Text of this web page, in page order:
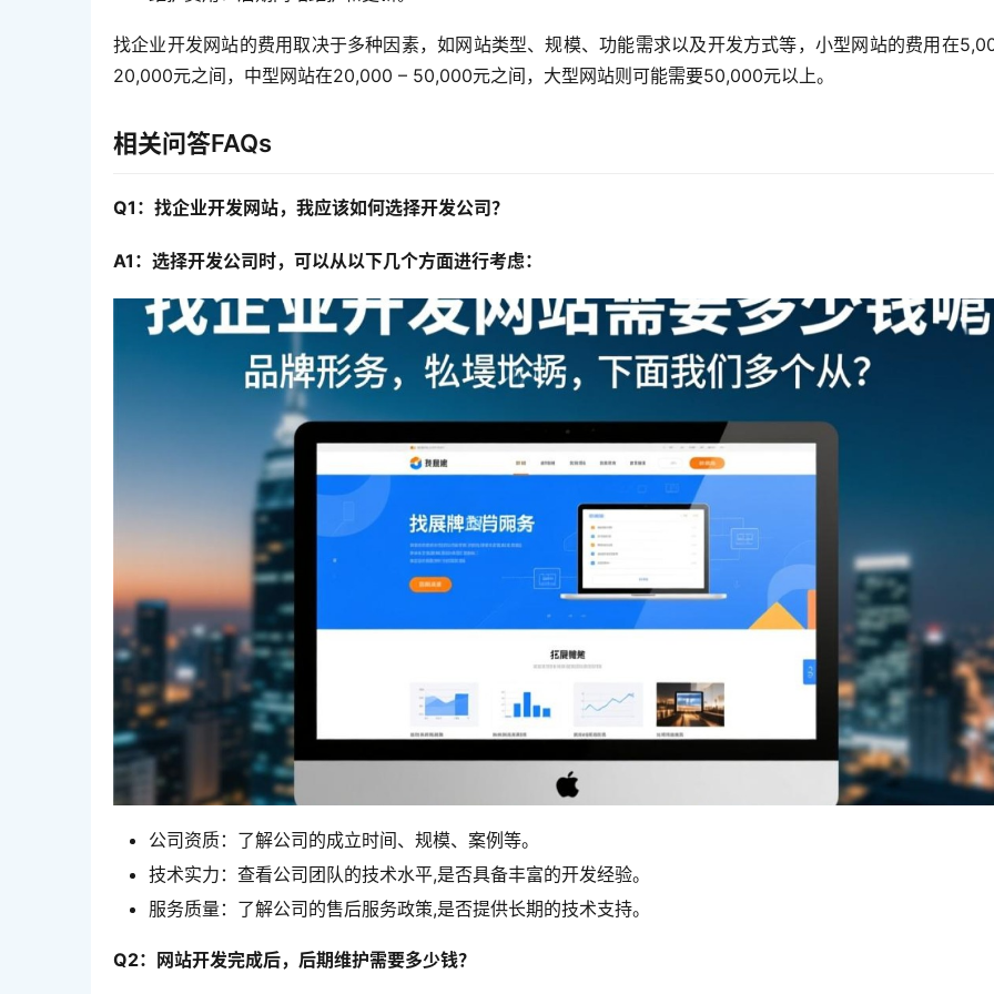
找企业开发网站的费用取决于多种因素，如网站类型、规模、功能需求以及开发方式等，小型网站的费用在
20,000元之间，中型网站在20,000 – 50,000元之间，大型网站则可能需要50,000元以上。
相关问答FAQs
Q1：找企业开发网站，我应该如何选择开发公司？
A1：选择开发公司时，可以从以下几个方面进行考虑：
公司资质：了解公司的成立时间、规模、案例等。
技术实力：查看公司团队的技术水平,是否具备丰富的开发经验。
服务质量：了解公司的售后服务政策,是否提供长期的技术支持。
Q2：网站开发完成后，后期维护需要多少钱？